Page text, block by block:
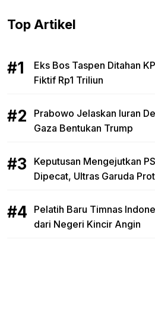
Top Artikel
Eks Bos Taspen Ditahan
Fiktif Rp1 Triliun
Prabowo Jelaskan Iuran
Gaza Bentukan Trump
Keputusan Mengejutkan
Dipecat, Ultras Garuda
Pelatih Baru Timnas
dari Negeri Kincir Angin